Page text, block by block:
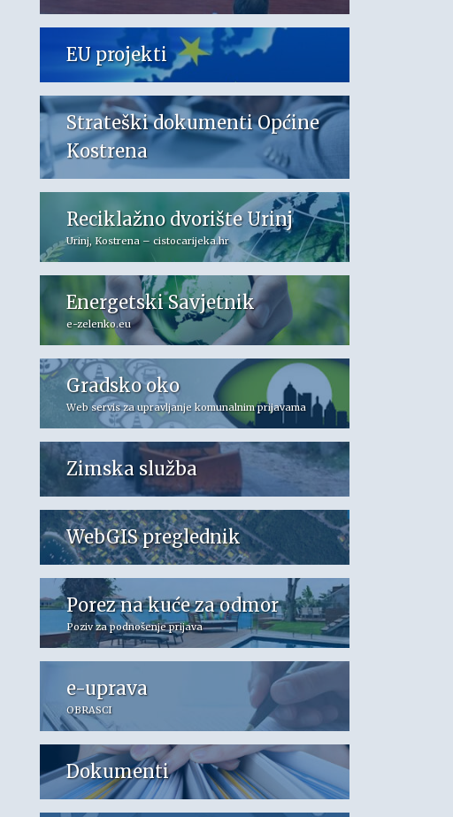
EU projekti
Strateški dokumenti Općine
Kostrena
Reciklažno dvorište Urinj
Urinj, Kostrena – cistocarijeka.hr
Energetski Savjetnik
e-zelenko.eu
Gradsko oko
Web servis za upravljanje komunalnim prijavama
Zimska služba
WebGIS preglednik
Porez na kuće za odmor
Poziv za podnošenje prijava
e-uprava
OBRASCI
Dokumenti